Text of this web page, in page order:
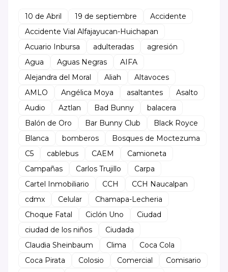
10 de Abril 19 de septiembre
Accidente
Accidente Vial Alfajayucan-Huichapan
Acuario Inbursa
adulteradas
agresión
Agua
Aguas Negras
AIFA
Alejandra del Moral
Aliah
Altavoces
AMLO
Angélica Moya asaltantes
Asalto
Audio
Aztlan Bad Bunny
balacera
Balón de Oro
Bar Bunny Club
Black Royce
Blanca
bomberos
Bosques de Moctezuma
C5
cablebus CAEM
Camioneta
Campañas
Carlos Trujillo
Carpa
Cartel Inmobiliario
CCH
CCH Naucalpan
cdmx
Celular
Chamapa-Lecheria
Choque Fatal
Ciclón Uno
Ciudad
ciudad de los niños
Ciudada
Claudia Sheinbaum
Clima
Coca Cola
Coca Pirata
Colosio Comercial
Comisario